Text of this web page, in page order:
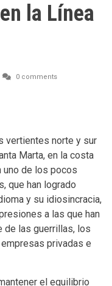
la Línea
0 comments
vertientes norte y sur
Marta, en la costa
uno de los pocos
que han logrado
y su idiosincracia,
a las que han
de las guerrillas, los
privadas e
el equilibrio